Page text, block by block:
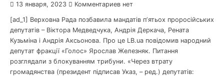
13 января, 2023 Комментариев нет
[ad_1] Верховна Рада позбавила мандатів пʼятьох проросійських
депутатів – Віктора Медведчука, Андрія Деркача, Рената
Кузьміна і Андрія Аксьонова. Про це LB.ua повідомив народний
депутат фракції «Голос» Ярослав Железняк. Питання
розглядали з блокуванням трибуни. «Через втрату
громадянства (президент підписав Указ, – ред.) депутатів: